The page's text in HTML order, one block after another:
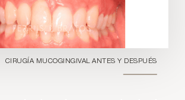
CIRUGÍA MUCOGINGIVAL ANTES Y DESPUÉS